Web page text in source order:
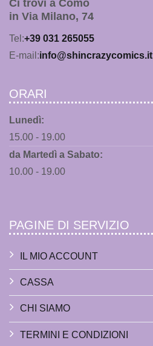
Ci trovi a Como
in Via Milano, 74
Tel:+39 031 265055
E-mail:info@shincrazycomics.it
ORARI
Lunedì:
15.00 - 19.00
da Martedì a Sabato:
10.00 - 19.00
PAGINE DI SERVIZIO
IL MIO ACCOUNT
CASSA
CHI SIAMO
TERMINI E CONDIZIONI